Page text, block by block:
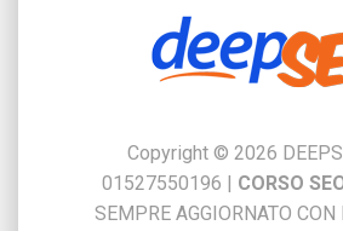
Copyright © 2026
01527550196
CORSO
SEMPRE AGGIORNATO CON